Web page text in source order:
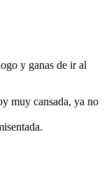
y ganas de ir al
muy cansada, ya no